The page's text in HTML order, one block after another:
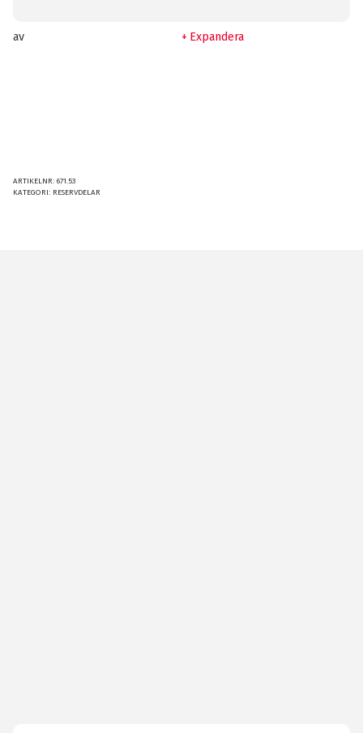
av Expandera
ARTIKELNR: 671.53
KATEGORI: RESERVDELAR